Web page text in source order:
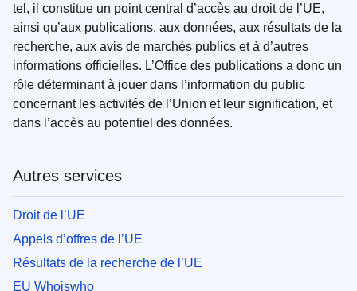
tel, il constitue un point central d’accès au droit de l’UE,
ainsi qu’aux publications, aux données, aux résultats de la
recherche, aux avis de marchés publics et à d’autres
informations officielles. L’Office des publications a donc un
rôle déterminant à jouer dans l’information du public
concernant les activités de l’Union et leur signification, et
dans l’accès au potentiel des données.
Autres services
Droit de l’UE
Appels d’offres de l’UE
Résultats de la recherche de l’UE
EU Whoiswho